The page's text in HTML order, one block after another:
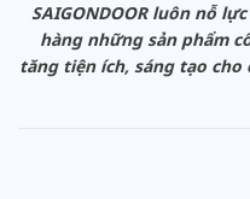
SAIGONDOOR luôn nỗ
hàng những sản phẩm
tăng tiện ích, sáng tạo